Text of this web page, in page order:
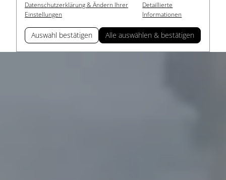
Datenschutzerklärung & Ändern Ihrer
Einstellungen
Detaillierte
Informationen
Auswahl bestätigen Alle auswählen & bestätigen